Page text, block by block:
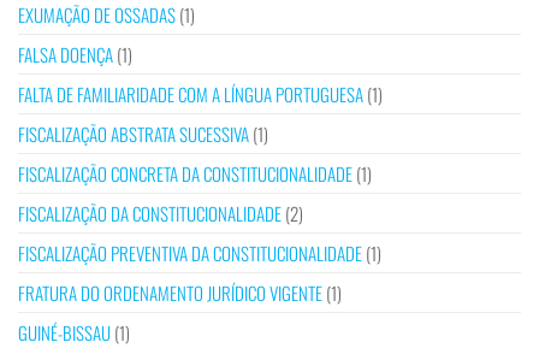
EXUMAÇÃO DE OSSADAS(1)
FALSA DOENÇA(1)
FALTA DE FAMILIARIDADE COM A LÍNGUA PORTUGUESA(1)
FISCALIZAÇÃO ABSTRATA SUCESSIVA(1)
FISCALIZAÇÃO CONCRETA DA CONSTITUCIONALIDADE(1)
FISCALIZAÇÃO DA CONSTITUCIONALIDADE(2)
FISCALIZAÇÃO PREVENTIVA DA CONSTITUCIONALIDADE(1)
FRATURA DO ORDENAMENTO JURÍDICO VIGENTE(1)
GUINÉ-BISSAU(1)